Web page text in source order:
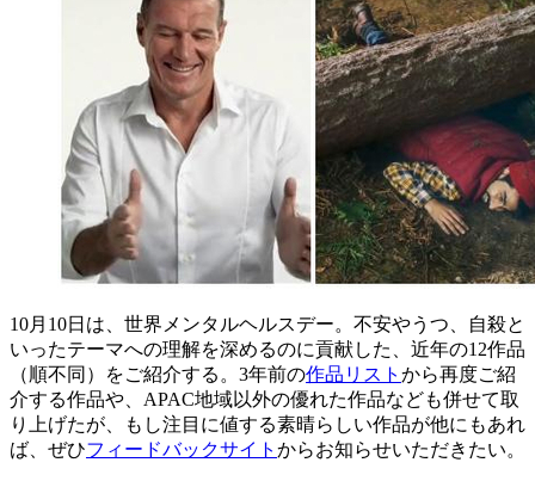
10月10日は、世界メンタルヘルスデー。不安やうつ、自殺と
いったテーマへの理解を深めるのに貢献した、近年の12作品
（順不同）をご紹介する。3年前の作品リスト から再度ご紹
介する作品や、APAC地域以外の優れた作品なども併せて取
り上げたが、もし注目に値する素晴らしい作品が他にもあれ
ば、ぜひフィードバックサイト からお知らせいただきたい。